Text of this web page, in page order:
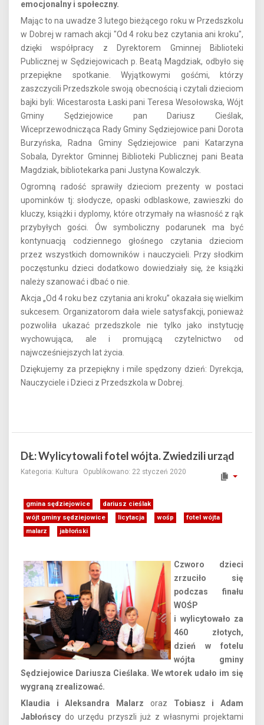
emocjonalny i społeczny.
Mając to na uwadze 3 lutego bieżącego roku w Przedszkolu
w Dobrej w ramach akcji "Od 4 roku bez czytania ani kroku",
dzięki współpracy z Dyrektorem Gminnej Biblioteki
Publicznej w Sędziejowicach p. Beatą Magdziak, odbyło się
przepiękne spotkanie. Wyjątkowymi gośćmi, którzy
zaszczycili Przedszkole swoją obecnością i czytali dzieciom
bajki byli: Wicestarosta Łaski pani Teresa Wesołowska, Wójt
Gminy Sędziejowice pan Dariusz Cieślak,
Wiceprzewodnicząca Rady Gminy Sędziejowice pani Dorota
Burzyńska, Radna Gminy Sędziejowice pani Katarzyna
Sobala, Dyrektor Gminnej Biblioteki Publicznej pani Beata
Magdziak, bibliotekarka pani Justyna Kowalczyk.
Ogromną radość sprawiły dzieciom prezenty w postaci
upominków tj: słodycze, opaski odblaskowe, zawieszki do
kluczy, książki i dyplomy, które otrzymały na własność z rąk
przybyłych gości. Ów symboliczny podarunek ma być
kontynuacją codziennego głośnego czytania dzieciom
przez wszystkich domowników i nauczycieli. Przy słodkim
poczęstunku dzieci dodatkowo dowiedziały się, że książki
należy szanować i dbać o nie.
Akcja „Od 4 roku bez czytania ani kroku” okazała się wielkim
sukcesem. Organizatorom dała wiele satysfakcji, ponieważ
pozwoliła ukazać przedszkole nie tylko jako instytucję
wychowująca, ale i promującą czytelnictwo od
najwcześniejszych lat życia.
Dziękujemy za przepiękny i mile spędzony dzień: Dyrekcja,
Nauczyciele i Dzieci z Przedszkola w Dobrej.
DŁ: Wylicytowali fotel wójta. Zwiedzili urząd
Kategoria: Kultura Opublikowano: 22 styczeń 2020
gmina sędziejowice
dariusz cieślak
wójt gminy sędziejowice
licytacja wośp
fotel wójta
malarz
jabłoński
Czworo dzieci
zrzuciło się
podczas finału
WOŚP
i wylicytowało za
460 złotych,
dzień w fotelu
wójta gminy
Sędziejowice Dariusza Cieślaka. We wtorek udało im się
wygraną zrealizować.
Klaudia i Aleksandra Malarz oraz Tobiasz i Adam
Jabłońscy do urzędu przyszli już z własnymi projektami